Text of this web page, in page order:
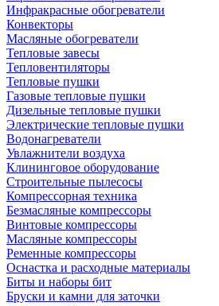
Инфракрасные обогреватели
Конвекторы
Масляные обогреватели
Тепловые завесы
Тепловентиляторы
Тепловые пушки
Газовые тепловые пушки
Дизельные тепловые пушки
Электрические тепловые пушки
Водонагреватели
Увлажнители воздуха
Клининговое оборудование
Строительные пылесосы
Компрессорная техника
Безмасляные компрессоры
Винтовые компрессоры
Масляные компрессоры
Ременные компрессоры
Оснастка и расходные материалы
Биты и наборы бит
Бруски и камни для заточки